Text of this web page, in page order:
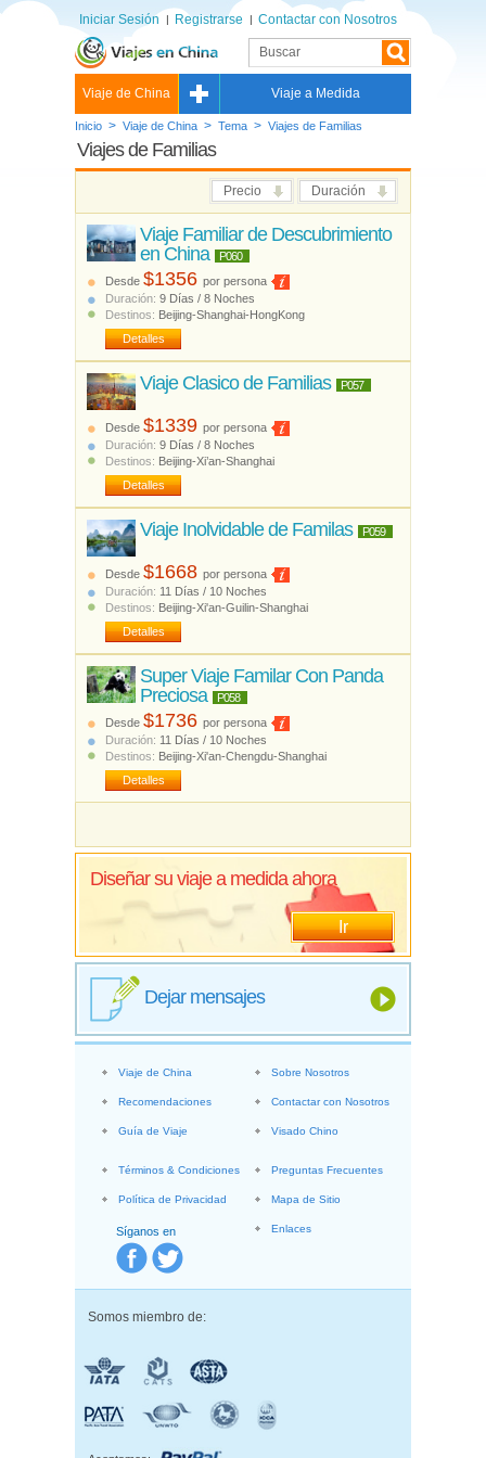
Iniciar Sesión Registrarse Contactar con Nosotros
Viaje de China Viaje a Medida
Inicio > Viaje de China > Tema > Viajes de Familias
Viajes de Familias
Precio Duración
Viaje Familiar de Descubrimiento
en China
P060
Desde $1356 por persona
Duración: 9 Días / 8 Noches
Destinos: Beijing-Shanghai-HongKong
Detalles
Viaje Clasico de Familias P057
Desde $1339 por persona
Duración: 9 Días / 8 Noches
Destinos: Beijing-Xi’an-Shanghai
Detalles
Viaje Inolvidable de Familas P059
Desde $1668 por persona
Duración: 11 Días / 10 Noches
Destinos: Beijing-Xi'an-Guilin-Shanghai
Detalles
Super Viaje Familar Con Panda
Preciosa
P058
Desde $1736 por persona
Duración: 11 Días / 10 Noches
Destinos: Beijing-Xi'an-Chengdu-Shanghai
Detalles
Diseñar su viaje a medida ahora
Ir
Dejar mensajes
Síganos en
Viaje de China
Recomendaciones
Guía de Viaje
Sobre Nosotros
Contactar con Nosotros
Visado Chino
Términos & Condiciones
Política de Privacidad
Preguntas Frecuentes
Mapa de Sitio
Enlaces
Somos miembro de: